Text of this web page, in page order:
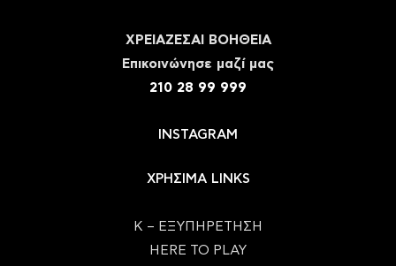
ΧΡΕΙΑΖΕΣΑΙ ΒΟΗΘΕΙΑ
Eπικοινώνησε μαζί μας
210 28 99 999
INSTAGRAM
ΧΡΗΣΙΜΑ LINKS
Κ – ΕΞΥΠΗΡΕΤΗΣΗ
HERE TO PLAY